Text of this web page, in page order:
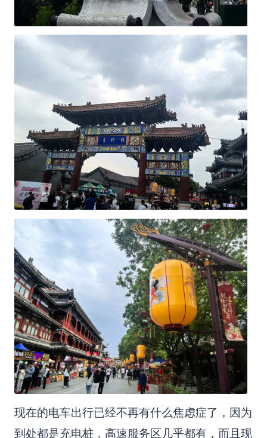
现在的电车出行已经不再有什么焦虑症了，因为
到处都是充电桩，高速服务区几乎都有，而且现